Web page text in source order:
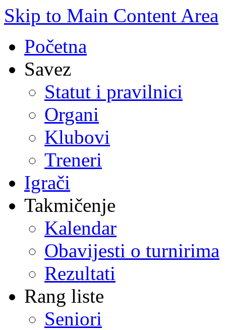
Skip to Main Content Area
Početna
Savez
Statut i pravilnici
Organi
Klubovi
Treneri
Igrači
Takmičenje
Kalendar
Obavijesti o turnirima
Rezultati
Rang liste
Seniori